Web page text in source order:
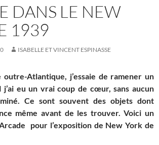
DANS LE NEW
1939
ISABELLE ET VINCENT ESPINASSE
outre-Atlantique, j’essaie de ramener un
eu un vrai coup de cœur, sans aucun
Ce sont souvent des objets dont
même avant de les trouver. Voici un
pour l’exposition de New York de